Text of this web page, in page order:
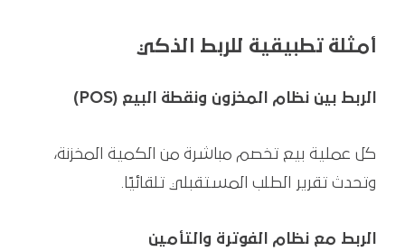
أمثلة تطبيقية للربط الذكي
الربط بين نظام المخزون ونقطة البيع (POS)
كل عملية بيع تخصم مباشرة من الكمية المخزنة،
وتحدث تقرير الطلب المستقبلي تلقائيًا.
الربط مع نظام الفوترة والتأمين